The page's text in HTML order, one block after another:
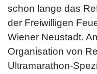
schon lange das
der Freiwilligen
Wiener Neustadt.
Organisation von
Ultramarathon-